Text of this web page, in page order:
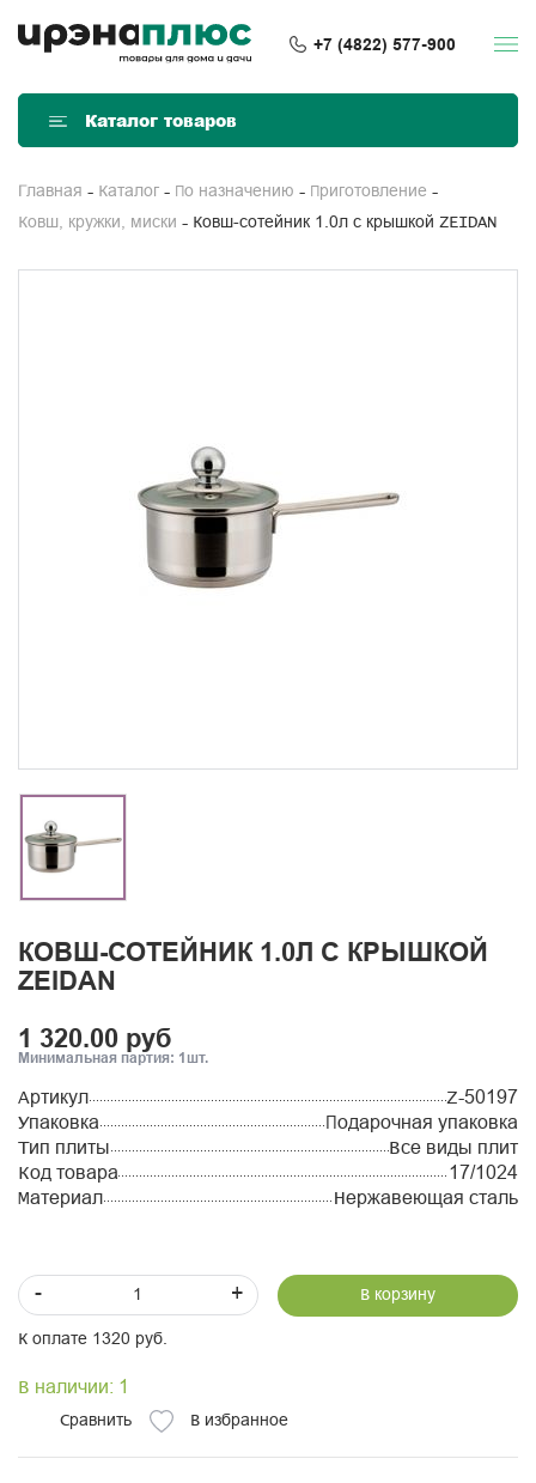
+7 (4822) 577-900
Каталог товаров
Главная Каталог По назначению Приготовление
Ковш, кружки, миски Ковш-сотейник 1.0л с крышкой ZEIDAN
КОВШ-СОТЕЙНИК 1.0Л С КРЫШКОЙ
ZEIDAN
1 320.00 руб
Минимальная партия: 1шт.
Артикул
Z-50197
Упаковка
Подарочная упаковка
Тип плиты
Все виды плит
Код товара
17/1024
Материал
Нержавеющая сталь
- + В корзину
К оплате 1320 руб.
В наличии: 1
Сравнить В избранное